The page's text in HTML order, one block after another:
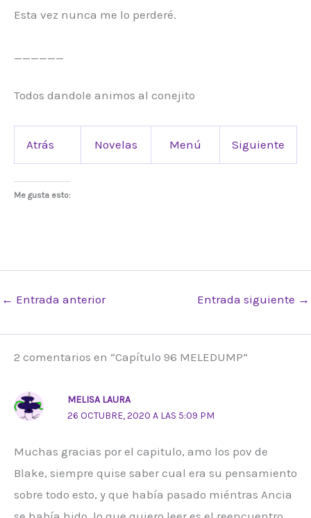
Esta vez nunca me lo perderé.
______
Todos dandole animos al conejito
Atrás Novelas Menú Siguiente
Me gusta esto:
← Entrada anterior Entrada siguiente →
2 comentarios en “Capítulo 96 MELEDUMP”
MELISA LAURA
26 OCTUBRE, 2020 A LAS 5:09 PM
Muchas gracias por el capitulo, amo los pov de
Blake, siempre quise saber cual era su pensamiento
sobre todo esto, y que había pasado miéntras Ancia